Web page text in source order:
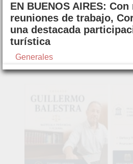
EN BUENOS AIRES:
reuniones de trabajo,
una destacada
turística
Generales